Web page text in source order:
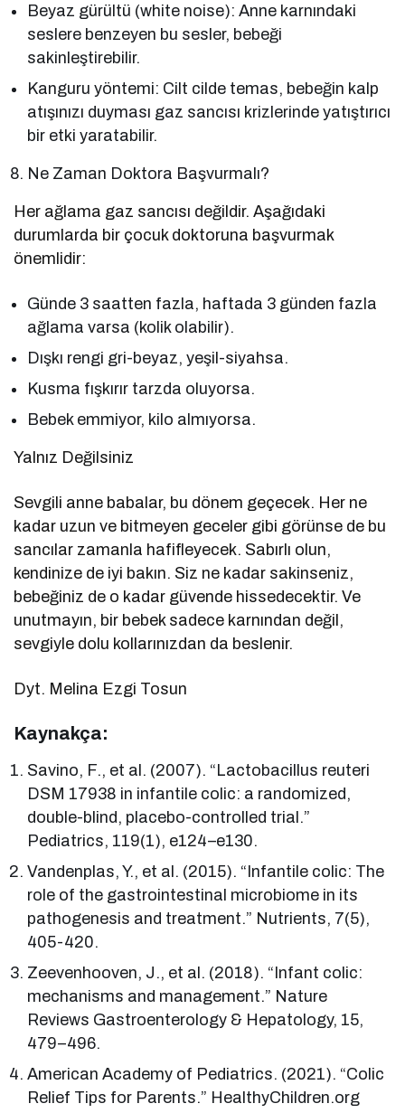
Beyaz gürültü (white noise): Anne karnındaki
seslere benzeyen bu sesler, bebeği
sakinleştirebilir.
Kanguru yöntemi: Cilt cilde temas, bebeğin kalp
atışınızı duyması gaz sancısı krizlerinde yatıştırıcı
bir etki yaratabilir.
Ne Zaman Doktora Başvurmalı?
Her ağlama gaz sancısı değildir. Aşağıdaki
durumlarda bir çocuk doktoruna başvurmak
önemlidir:
Günde 3 saatten fazla, haftada 3 günden fazla
ağlama varsa (kolik olabilir).
Dışkı rengi gri-beyaz, yeşil-siyahsa.
Kusma fışkırır tarzda oluyorsa.
Bebek emmiyor, kilo almıyorsa.
Yalnız Değilsiniz
Sevgili anne babalar, bu dönem geçecek. Her ne
kadar uzun ve bitmeyen geceler gibi görünse de bu
sancılar zamanla hafifleyecek. Sabırlı olun,
kendinize de iyi bakın. Siz ne kadar sakinseniz,
bebeğiniz de o kadar güvende hissedecektir. Ve
unutmayın, bir bebek sadece karnından değil,
sevgiyle dolu kollarınızdan da beslenir.
Dyt. Melina Ezgi Tosun
Kaynakça:
Savino, F., et al. (2007). “Lactobacillus reuteri
DSM 17938 in infantile colic: a randomized,
double-blind, placebo-controlled trial.”
Pediatrics, 119(1), e124–e130.
Vandenplas, Y., et al. (2015). “Infantile colic: The
role of the gastrointestinal microbiome in its
pathogenesis and treatment.” Nutrients, 7(5),
405-420.
Zeevenhooven, J., et al. (2018). “Infant colic:
mechanisms and management.” Nature
Reviews Gastroenterology & Hepatology, 15,
479–496.
American Academy of Pediatrics. (2021). “Colic
Relief Tips for Parents.” HealthyChildren.org